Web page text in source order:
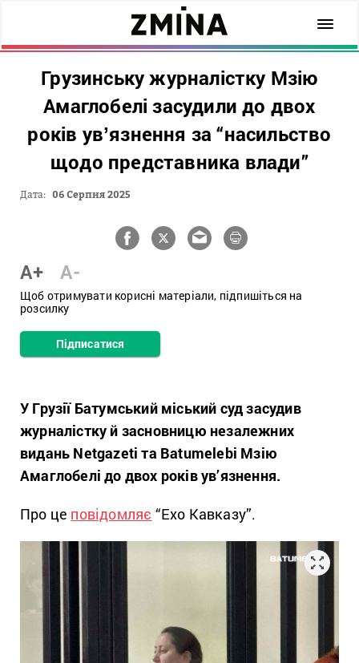
Грузинську журналістку Мзію
Амаглобелі засудили до двох
років увʼязнення за “насильство
щодо представника влади”
Дата: 06 Серпня 2025
A+ A-
Щоб отримувати корисні матеріали, підпишіться на
розсилку
Підписатися
У Грузії Батумський міський суд засудив
журналістку й засновницю незалежних
видань Netgazeti та Batumelebi Мзію
Амаглобелі до двох років ув’язнення.
Про це повідомляє “Ехо Кавказу”.